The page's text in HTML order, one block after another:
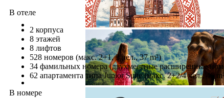
В отеле
2 корпуса
8 этажей
8 лифтов
528 номеров (макс. 2+1, 3 чел., 37 m²)
34 фамильных номера (двухместные расширенные
62 апартамента типа Junior Suite (макс. 2+2/4 чел., 46
В номере